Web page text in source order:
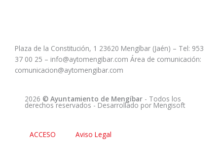
Plaza de la Constitución, 1 23620 Mengíbar (Jaén) – Tel: 953
37 00 25 – info@aytomengibar.com Área de comunicación:
comunicacion@aytomengibar.com
2026 © Ayuntamiento de Mengíbar - Todos los
derechos reservados - Desarrollado por Mengisoft
ACCESO Aviso Legal